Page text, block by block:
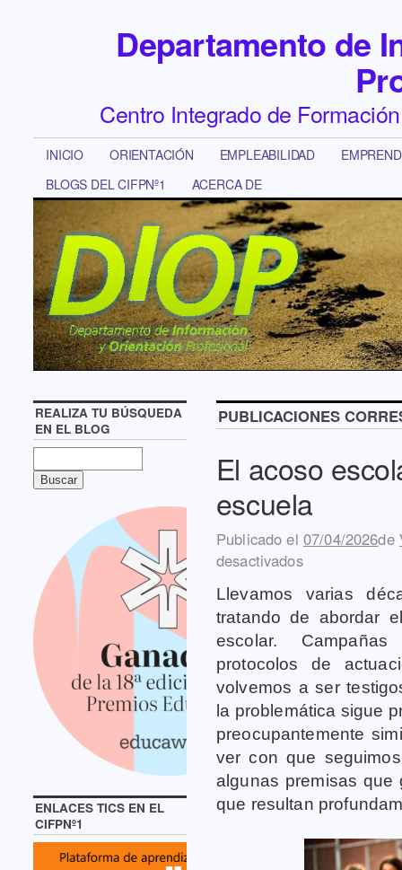
Departamento de
Centro Integrado de
INICIO ORIENTACIÓN EMPLEABILIDAD
BLOGS DEL CIFPNº1
ACERCA DE
PUBLICACIONES
El acoso
escuela
Publicado el 07/04/2026de
desactivados
Llevamos varias
tratando de abordar
escolar.
protocolos de
volvemos a ser
la problemática sigue
preocupantemente
ver con que
algunas premisas que
que resultan
REALIZA TU BÚSQUEDA
EN EL BLOG
ENLACES TICS EN EL
CIFPNº1